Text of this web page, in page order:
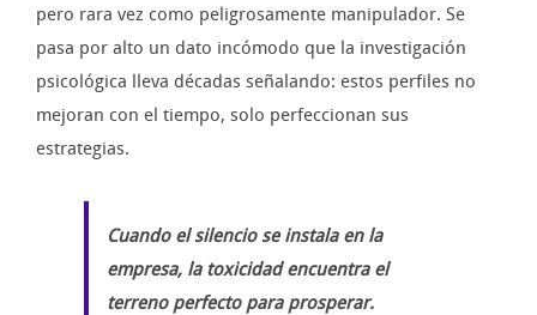
pero rara vez como peligrosamente manipulador. Se
pasa por alto un dato incómodo que la investigación
psicológica lleva décadas señalando: estos perfiles no
mejoran con el tiempo, solo perfeccionan sus
estrategias.
Cuando el silencio se instala en la
empresa, la toxicidad encuentra el
terreno perfecto para prosperar.